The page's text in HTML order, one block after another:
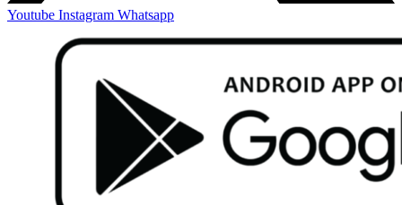
Youtube Instagram Whatsapp